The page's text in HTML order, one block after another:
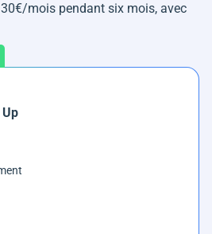
mois pendant six mois, avec
Up